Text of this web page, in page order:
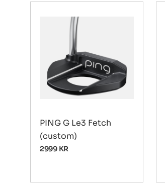
PING G Le3 Fetch
(custom)
2999 KR